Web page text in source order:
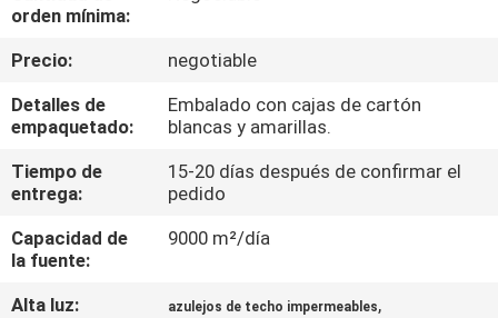
CONTROL
DE
CALIDAD
ÉNTRENOS
EN
CONTACTO
orden mínima:
Precio:
negotiable
Detalles de
empaquetado:
Embalado con cajas de cartón
blancas y amarillas.
Tiempo de
entrega:
15-20 días después de confirmar el
pedido
Capacidad de
la fuente:
9000 m²/día
Alta luz: azulejos de techo impermeables,